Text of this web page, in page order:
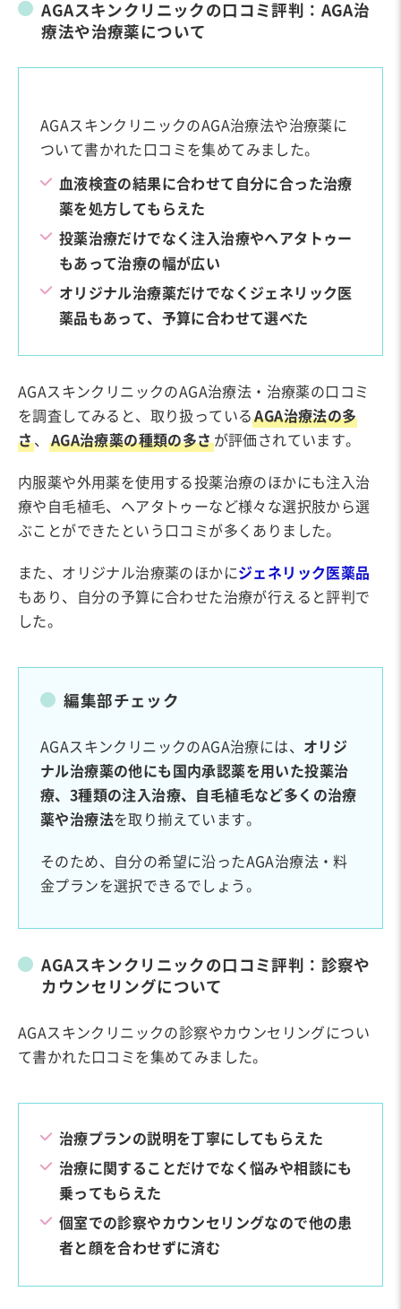
AGAスキンクリニックの口コミ評判：AGA治
療法や治療薬について
AGAスキンクリニックのAGA治療法や治療薬に
ついて書かれた口コミを集めてみました。
血液検査の結果に合わせて自分に合った治療
薬を処方してもらえた
投薬治療だけでなく注入治療やヘアタトゥー
もあって治療の幅が広い
オリジナル治療薬だけでなくジェネリック医
薬品もあって、予算に合わせて選べた
AGAスキンクリニックのAGA治療法・治療薬の口コミ
を調査してみると、取り扱っているAGA治療法の多
さ、 AGA治療薬の種類の多さが評価されています。
内服薬や外用薬を使用する投薬治療のほかにも注入治
療や自毛植毛、ヘアタトゥーなど様々な選択肢から選
ぶことができたという口コミが多くありました。
また、オリジナル治療薬のほかにジェネリック医薬品
もあり、自分の予算に合わせた治療が行えると評判で
した。
編集部チェック
AGAスキンクリニックのAGA治療には、 オリジ
ナル治療薬の他にも国内承認薬を用いた投薬治
療、3種類の注入治療、自毛植毛など多くの治療
薬や治療法を取り揃えています。
そのため、自分の希望に沿ったAGA治療法・料
金プランを選択できるでしょう。
AGAスキンクリニックの口コミ評判：診察や
カウンセリングについて
AGAスキンクリニックの診察やカウンセリングについ
て書かれた口コミを集めてみました。
治療プランの説明を丁寧にしてもらえた
治療に関することだけでなく悩みや相談にも
乗ってもらえた
個室での診察やカウンセリングなので他の患
者と顔を合わせずに済む